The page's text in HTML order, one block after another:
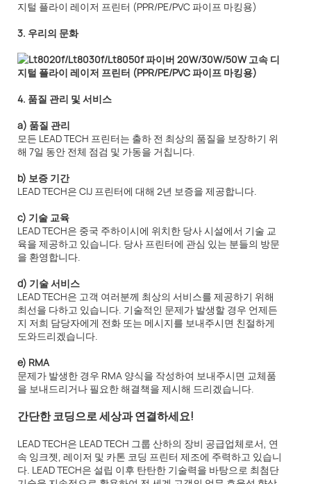
3. 우리의 문화
4. 품질 관리 및 서비스
a) 품질 관리
모든 LEAD TECH 프린터는 출하 전 최상의 품질을 보장하기 위
해 7일 동안 전체 점검 및 가동을 거칩니다.
b) 보증 기간
LEAD TECH은 CIJ 프린터에 대해 2년 보증을 제공합니다.
c) 기술 교육
LEAD TECH은 중국 주하이시에 위치한 당사 시설에서 기술 교
육을 제공하고 있습니다. 당사 프린터에 관심 있는 분들의 방문
을 환영합니다.
d) 기술 서비스
LEAD TECH은 고객 여러분께 최상의 서비스를 제공하기 위해
최선을 다하고 있습니다. 기술적인 문제가 발생할 경우 언제든
지 저희 담당자에게 전화 또는 메시지를 보내주시면 친절하게
도와드리겠습니다.
e) RMA
문제가 발생한 경우 RMA 양식을 작성하여 보내주시면 교체품
을 보내드리거나 필요한 해결책을 제시해 드리겠습니다.
간단한 코딩으로 세상과 연결하세요!
LEAD TECH은 LEAD TECH 그룹 산하의 장비 공급업체로서, 연
속 잉크젯, 레이저 및 카톤 코딩 프린터 제조에 주력하고 있습니
다. LEAD TECH은 설립 이후 탄탄한 기술력을 바탕으로 최첨단